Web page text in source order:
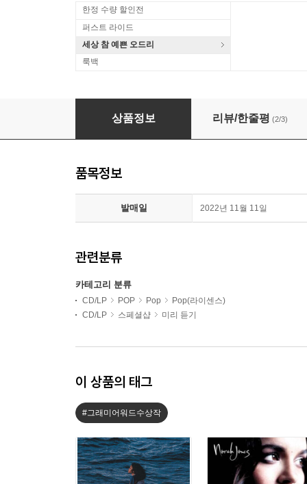
한정 수량 할인전
퍼스트 라이드
세상 참 예쁜 오드리
룩백
Taylor Swift (테일러 스위프트) - 10집
상품정보 리뷰/한줄평 (2/3)
품목정보
발매일 2022년 11월 11일
관련분류
카테고리 분류
CD/LP POP Pop
Pop(라이센스)
CD/LP
스페셜샵 미리 듣기
이 상품의 태그
#그래미어워드수상작